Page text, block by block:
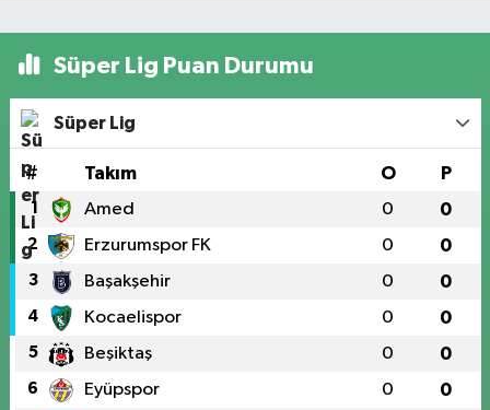
Süper Lig Puan Durumu
Süper Lig
# Takım O P
1 Amed 0 0
2 Erzurumspor FK 0 0
3 Başakşehir 0 0
4 Kocaelispor 0 0
5 Beşiktaş 0 0
6 Eyüpspor 0 0